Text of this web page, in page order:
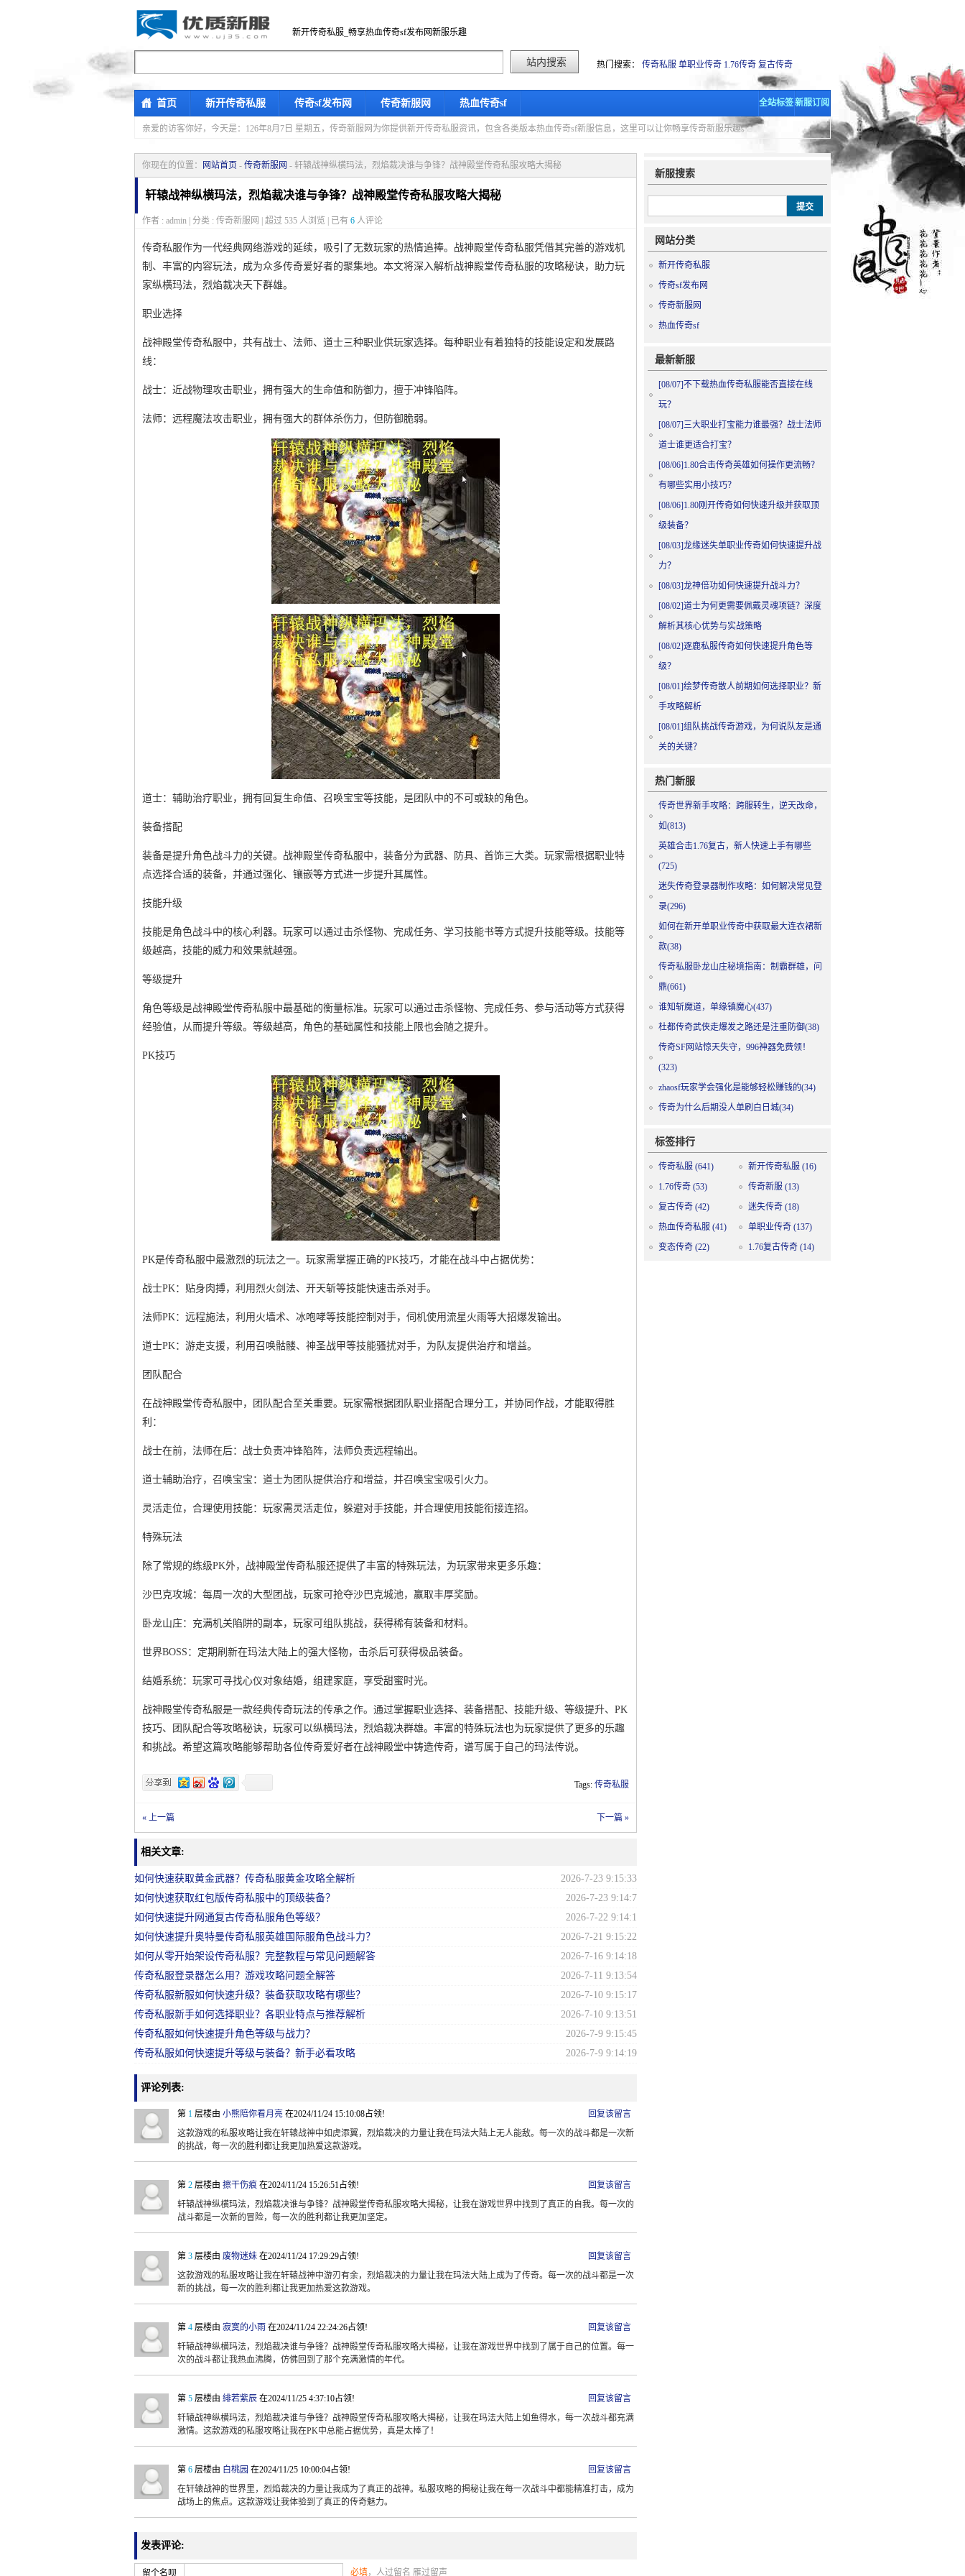
新开传奇私服_畅享热血传奇sf发布网新服乐趣
热门搜索： 传奇私服 单职业传奇 1.76传奇 复古传奇
首页 新开传奇私服 传奇sf发布网 传奇新服网 热血传奇sf 全站标签新服订阅
亲爱的访客你好， 今天是：126年8月7日 星期五，传奇新服网为你提供新开传奇私服资讯，包含各类版本热血传奇sf新服信息，这里可以让你畅享传奇新服乐趣。
你现在的位置： 网站首页 - 传奇新服网 - 轩辕战神纵横玛法，烈焰裁决谁与争锋？战神殿堂传奇私服攻略大揭秘
轩辕战神纵横玛法，烈焰裁决谁与争锋？战神殿堂传奇私服攻略大揭秘
作者 : admin | 分类 : 传奇新服网 | 超过 535 人浏览 | 已有 6 人评论
传奇私服作为一代经典网络游戏的延续，吸引了无数玩家的热情追捧。战神殿堂传奇私服凭借其完善的游戏机
制、丰富的内容玩法，成为众多传奇爱好者的聚集地。本文将深入解析战神殿堂传奇私服的攻略秘诀，助力玩
家纵横玛法，烈焰裁决天下群雄。
职业选择
战神殿堂传奇私服中，共有战士、法师、道士三种职业供玩家选择。每种职业有着独特的技能设定和发展路
线：
战士：近战物理攻击职业，拥有强大的生命值和防御力，擅于冲锋陷阵。
法师：远程魔法攻击职业，拥有强大的群体杀伤力，但防御脆弱。
道士：辅助治疗职业，拥有回复生命值、召唤宝宝等技能，是团队中的不可或缺的角色。
装备搭配
装备是提升角色战斗力的关键。战神殿堂传奇私服中，装备分为武器、防具、首饰三大类。玩家需根据职业特
点选择合适的装备，并通过强化、镶嵌等方式进一步提升其属性。
技能升级
技能是角色战斗中的核心利器。玩家可以通过击杀怪物、完成任务、学习技能书等方式提升技能等级。技能等
级越高，技能的威力和效果就越强。
等级提升
角色等级是战神殿堂传奇私服中最基础的衡量标准。玩家可以通过击杀怪物、完成任务、参与活动等方式获得
经验值，从而提升等级。等级越高，角色的基础属性和技能上限也会随之提升。
PK技巧
PK是传奇私服中最激烈的玩法之一。玩家需掌握正确的PK技巧，才能在战斗中占据优势：
战士PK：贴身肉搏，利用烈火剑法、开天斩等技能快速击杀对手。
法师PK：远程施法，利用火墙术、冰咆哮等技能控制对手，伺机使用流星火雨等大招爆发输出。
道士PK：游走支援，利用召唤骷髅、神圣战甲等技能骚扰对手，为队友提供治疗和增益。
团队配合
在战神殿堂传奇私服中，团队配合至关重要。玩家需根据团队职业搭配合理分工，并协同作战，才能取得胜
利：
战士在前，法师在后：战士负责冲锋陷阵，法师负责远程输出。
道士辅助治疗，召唤宝宝：道士为团队提供治疗和增益，并召唤宝宝吸引火力。
灵活走位，合理使用技能：玩家需灵活走位，躲避对手技能，并合理使用技能衔接连招。
特殊玩法
除了常规的练级PK外，战神殿堂传奇私服还提供了丰富的特殊玩法，为玩家带来更多乐趣：
沙巴克攻城：每周一次的大型团战，玩家可抢夺沙巴克城池，赢取丰厚奖励。
卧龙山庄：充满机关陷阱的副本，玩家可组队挑战，获得稀有装备和材料。
世界BOSS：定期刷新在玛法大陆上的强大怪物，击杀后可获得极品装备。
结婚系统：玩家可寻找心仪对象结婚，组建家庭，享受甜蜜时光。
战神殿堂传奇私服是一款经典传奇玩法的传承之作。通过掌握职业选择、装备搭配、技能升级、等级提升、PK
技巧、团队配合等攻略秘诀，玩家可以纵横玛法，烈焰裁决群雄。丰富的特殊玩法也为玩家提供了更多的乐趣
和挑战。希望这篇攻略能够帮助各位传奇爱好者在战神殿堂中铸造传奇，谱写属于自己的玛法传说。
Tags: 传奇私服
« 上一篇 下一篇 »
相关文章:
如何快速获取黄金武器？传奇私服黄金攻略全解析
2026-7-23 9:15:33
如何快速获取红包版传奇私服中的顶级装备？
2026-7-23 9:14:7
如何快速提升网通复古传奇私服角色等级？
2026-7-22 9:14:1
如何快速提升奥特曼传奇私服英雄国际服角色战斗力？
2026-7-21 9:15:22
如何从零开始架设传奇私服？完整教程与常见问题解答
2026-7-16 9:14:18
传奇私服登录器怎么用？游戏攻略问题全解答
2026-7-11 9:13:54
传奇私服新服如何快速升级？装备获取攻略有哪些？
2026-7-10 9:15:17
传奇私服新手如何选择职业？各职业特点与推荐解析
2026-7-10 9:13:51
传奇私服如何快速提升角色等级与战力？
2026-7-9 9:15:45
传奇私服如何快速提升等级与装备？新手必看攻略
2026-7-9 9:14:19
评论列表:
回复该留言
第 1 层楼由 小熊陪你看月亮 在2024/11/24 15:10:08占领!
这款游戏的私服攻略让我在轩辕战神中如虎添翼，烈焰裁决的力量让我在玛法大陆上无人能敌。每一次的战斗都是一次新
的挑战，每一次的胜利都让我更加热爱这款游戏。
回复该留言
第 2 层楼由 擦干伤痕 在2024/11/24 15:26:51占领!
轩辕战神纵横玛法，烈焰裁决谁与争锋？战神殿堂传奇私服攻略大揭秘，让我在游戏世界中找到了真正的自我。每一次的
战斗都是一次新的冒险，每一次的胜利都让我更加坚定。
回复该留言
第 3 层楼由 废物迷妹 在2024/11/24 17:29:29占领!
这款游戏的私服攻略让我在轩辕战神中游刃有余，烈焰裁决的力量让我在玛法大陆上成为了传奇。每一次的战斗都是一次
新的挑战，每一次的胜利都让我更加热爱这款游戏。
回复该留言
第 4 层楼由 寂寞的小雨 在2024/11/24 22:24:26占领!
轩辕战神纵横玛法，烈焰裁决谁与争锋？战神殿堂传奇私服攻略大揭秘，让我在游戏世界中找到了属于自己的位置。每一
次的战斗都让我热血沸腾，仿佛回到了那个充满激情的年代。
回复该留言
第 5 层楼由 緋若紫辰 在2024/11/25 4:37:10占领!
轩辕战神纵横玛法，烈焰裁决谁与争锋？战神殿堂传奇私服攻略大揭秘，让我在玛法大陆上如鱼得水，每一次战斗都充满
激情。这款游戏的私服攻略让我在PK中总能占据优势，真是太棒了！
回复该留言
第 6 层楼由 白桃园 在2024/11/25 10:00:04占领!
在轩辕战神的世界里，烈焰裁决的力量让我成为了真正的战神。私服攻略的揭秘让我在每一次战斗中都能精准打击，成为
战场上的焦点。这款游戏让我体验到了真正的传奇魅力。
发表评论:
留个名呗 必填，人过留名 雁过留声
新服搜索
网站分类
新开传奇私服
传奇sf发布网
传奇新服网
热血传奇sf
最新新服
[08/07]不下载热血传奇私服能否直接在线
玩？
[08/07]三大职业打宝能力谁最强？战士法师
道士谁更适合打宝？
[08/06]1.80合击传奇英雄如何操作更流畅？
有哪些实用小技巧？
[08/06]1.80刚开传奇如何快速升级并获取顶
级装备？
[08/03]龙缘迷失单职业传奇如何快速提升战
力？
[08/03]龙神倍功如何快速提升战斗力？
[08/02]道士为何更需要佩戴灵魂项链？深度
解析其核心优势与实战策略
[08/02]逐鹿私服传奇如何快速提升角色等
级？
[08/01]绘梦传奇散人前期如何选择职业？新
手攻略解析
[08/01]组队挑战传奇游戏，为何说队友是通
关的关键？
热门新服
传奇世界新手攻略：跨服转生，逆天改命，
如(813)
英雄合击1.76复古，新人快速上手有哪些
(725)
迷失传奇登录器制作攻略：如何解决常见登
录(296)
如何在新开单职业传奇中获取最大连衣裙新
款(38)
传奇私服卧龙山庄秘境指南：制霸群雄，问
鼎(661)
谁知斩魔道，单缘镇魔心(437)
杜都传奇武侠走爆发之路还是注重防御(38)
传奇SF网站惊天失守，996神器免费领！
(323)
zhaosf玩家学会强化是能够轻松赚钱的(34)
传奇为什么后期没人单刷白日城(34)
标签排行
传奇私服 (641) 新开传奇私服 (16)
1.76传奇 (53) 传奇新服 (13)
复古传奇 (42) 迷失传奇 (18)
热血传奇私服 (41) 单职业传奇 (137)
变态传奇 (22) 1.76复古传奇 (14)